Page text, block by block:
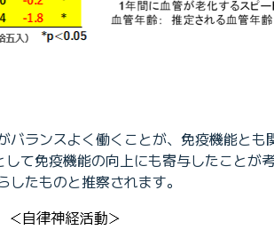
ランスよく働くことが、免疫機能と
て免疫機能の向上にも寄与したこと
たものと推察されます。